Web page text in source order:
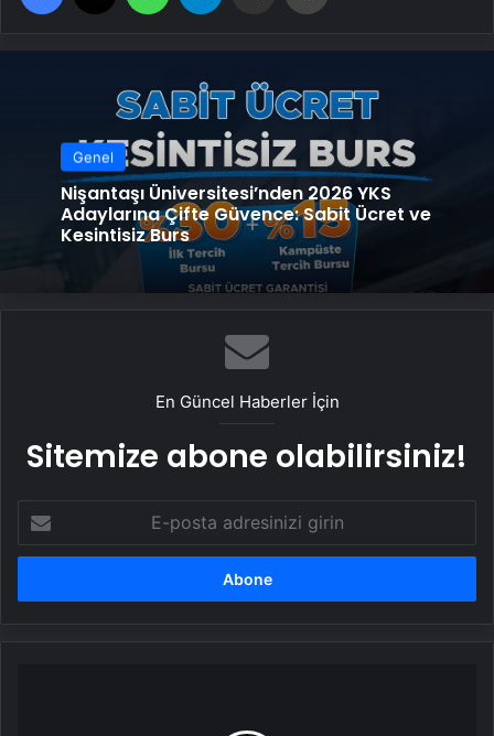
Genel
Nişantaşı Üniversitesi’nden 2026 YKS
Adaylarına Çifte Güvence: Sabit Ücret ve
Kesintisiz Burs
En Güncel Haberler İçin
Sitemize abone olabilirsiniz!
posta
adresinizi